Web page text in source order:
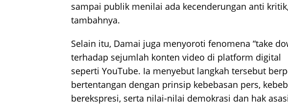
sampai publik menilai ada kecenderungan anti
tambahnya.
Selain itu, Damai juga menyoroti fenomena “take
terhadap sejumlah konten video di platform digital
seperti YouTube. Ia menyebut langkah tersebut
bertentangan dengan prinsip kebebasan pers,
berekspresi, serta nilai-nilai demokrasi dan hak